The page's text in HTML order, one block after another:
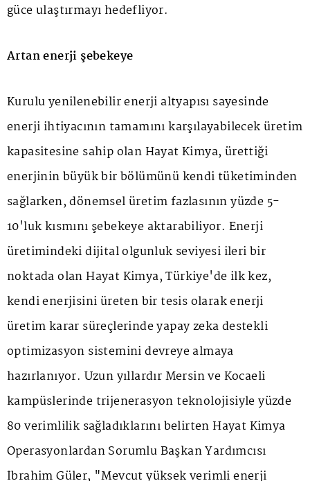
güce ulaştırmayı hedefliyor.
Artan enerji şebekeye
Kurulu yenilenebilir enerji altyapısı sayesinde
enerji ihtiyacının tamamını karşılayabilecek üretim
kapasitesine sahip olan Hayat Kimya, ürettiği
enerjinin büyük bir bölümünü kendi tüketiminden
sağlarken, dönemsel üretim fazlasının yüzde 5-
10'luk kısmını şebekeye aktarabiliyor. Enerji
üretimindeki dijital olgunluk seviyesi ileri bir
noktada olan Hayat Kimya, Türkiye'de ilk kez,
kendi enerjisini üreten bir tesis olarak enerji
üretim karar süreçlerinde yapay zeka destekli
optimizasyon sistemini devreye almaya
hazırlanıyor. Uzun yıllardır Mersin ve Kocaeli
kampüslerinde trijenerasyon teknolojisiyle yüzde
80 verimlilik sağladıklarını belirten Hayat Kimya
Operasyonlardan Sorumlu Başkan Yardımcısı
İbrahim Güler, "Mevcut yüksek verimli enerji